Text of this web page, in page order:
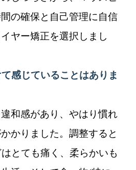
の確保と自己管理に自信
ヤー矯正を選択しまし
感じていることはありま
違和感があり、やはり慣れ
かりました。調整すると
とても痛く、柔らかいも